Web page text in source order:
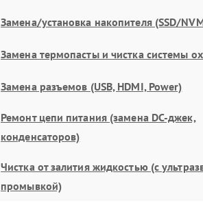
Замена/установка накопителя (SSD/
Замена термопасты и чистка системы
Замена разъемов (USB, HDMI, Power)
Ремонт цепи питания (замена DC-джек,
конденсаторов)
Чистка от залития жидкостью (с
промывкой)